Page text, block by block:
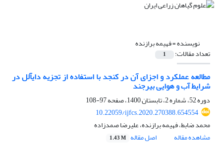
نویسنده =فهیمه برازنده
تعداد مقالات: 1
مطالعه عملکرد و اجزای آن در کنجد با استفاده از تجزیه دای‏آلل در
شرایط آب و هوایی بیرجند
دوره 52، شماره 2، تابستان 1400، صفحه
97-108
10.22059/ijfcs.2020.270388.654554
محمد ضابط، فهیمه برازنده، علیرضا صمدزاده
مشاهده مقاله
اصل مقاله 1.43 M